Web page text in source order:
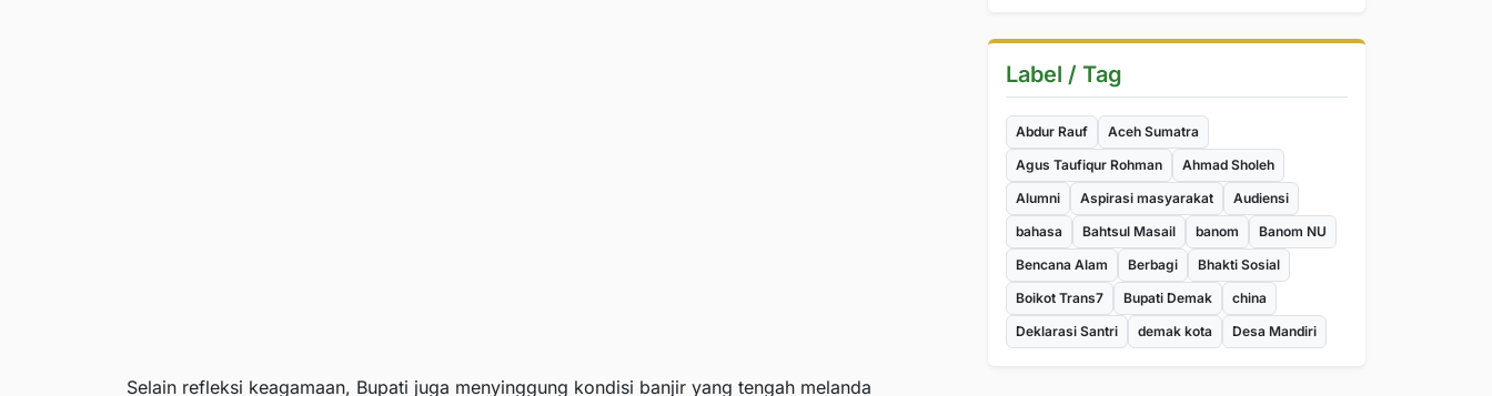
Selain refleksi keagamaan, Bupati juga menyinggung kondisi banjir yang tengah melanda
Label / Tag
Abdur Rauf
Aceh Sumatra
Agus Taufiqur Rohman
Ahmad Sholeh
Alumni
Aspirasi masyarakat
Audiensi
bahasa
Bahtsul Masail banom
Banom NU
Bencana Alam
Berbagi
Bhakti Sosial
Boikot Trans7
Bupati Demak
china
Deklarasi Santri
demak kota Desa Mandiri